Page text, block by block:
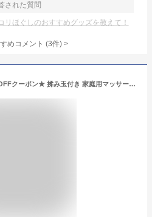
された質問
リほぐしのおすすめグッズを教えて！
めコメント (3件) >
★【今だけ！】大額10%OFFクーポン★ 揉み玉付き 家庭用マッサージ 足マッサージ器 正転 反転 3レベル 温熱機能 ふくらはぎ フットマッサージャー マッサージ機 ふくらはぎ 足マッサージ 足マッサージ機 20つもみ玉 指圧 タイマー プレゼント 実用 敬老の日 ギフト